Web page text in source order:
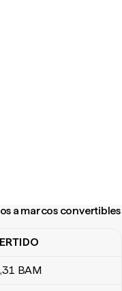
a marcos convertibles
a marcos convertibles
,31 BAM